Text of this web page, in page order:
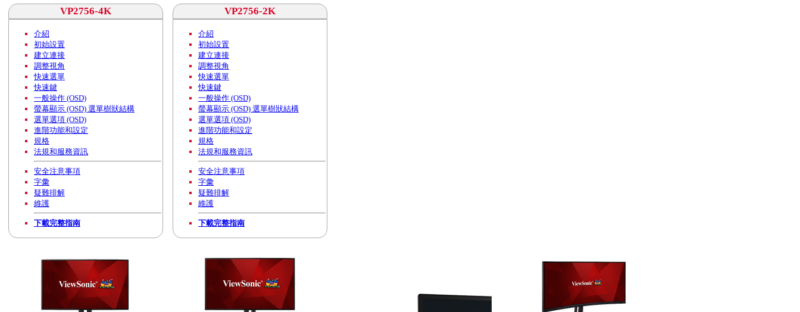
VP2756-4K
介紹
初始設置
建立連接
調整視角
快速選單
快速鍵
一般操作 (OSD)
螢幕顯示 (OSD) 選單樹狀結構
選單選項 (OSD)
進階功能和設定
規格
法規和服務資訊
安全注意事項
字彙
疑難排解
維護
下載完整指南
VP2756-2K
介紹
初始設置
建立連接
調整視角
快速選單
快速鍵
一般操作 (OSD)
螢幕顯示 (OSD) 選單樹狀結構
選單選項 (OSD)
進階功能和設定
規格
法規和服務資訊
安全注意事項
字彙
疑難排解
維護
下載完整指南